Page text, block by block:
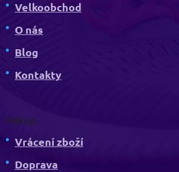
Velkoobchod
O nás
Blog
Kontakty
Nákup
Vrácení zboží
Doprava